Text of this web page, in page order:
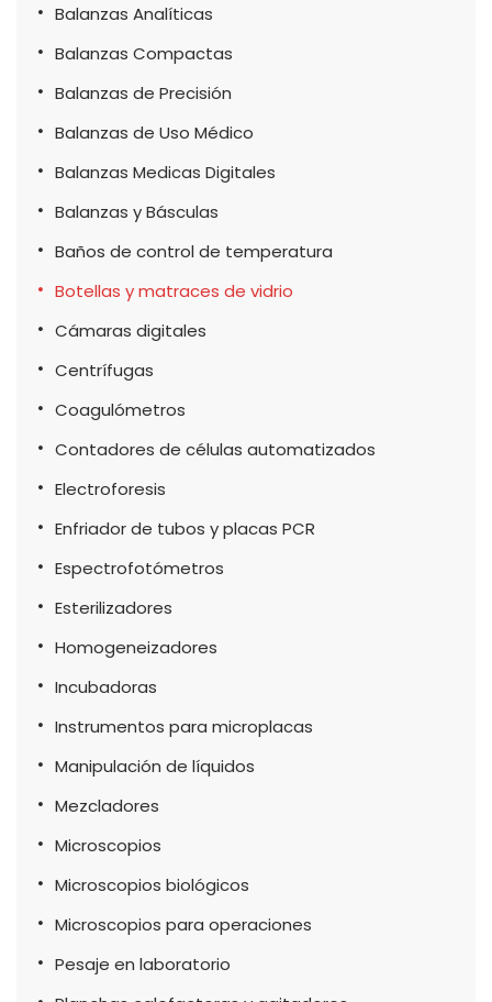
Balanzas Analíticas
Balanzas Compactas
Balanzas de Precisión
Balanzas de Uso Médico
Balanzas Medicas Digitales
Balanzas y Básculas
Baños de control de temperatura
Botellas y matraces de vidrio
Cámaras digitales
Centrífugas
Coagulómetros
Contadores de células automatizados
Electroforesis
Enfriador de tubos y placas PCR
Espectrofotómetros
Esterilizadores
Homogeneizadores
Incubadoras
Instrumentos para microplacas
Manipulación de líquidos
Mezcladores
Microscopios
Microscopios biológicos
Microscopios para operaciones
Pesaje en laboratorio